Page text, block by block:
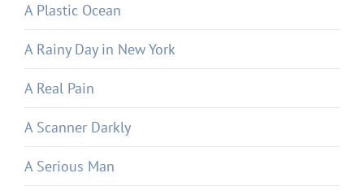
A Plastic Ocean
A Rainy Day in New York
A Real Pain
A Scanner Darkly
A Serious Man